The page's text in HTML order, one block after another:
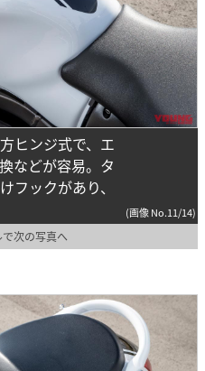
ヒンジ式で、エ
などが容易。タ
フックがあり、
(画像 No.11/14)
次の写真へ